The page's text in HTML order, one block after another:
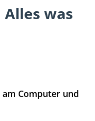
was
Computer und